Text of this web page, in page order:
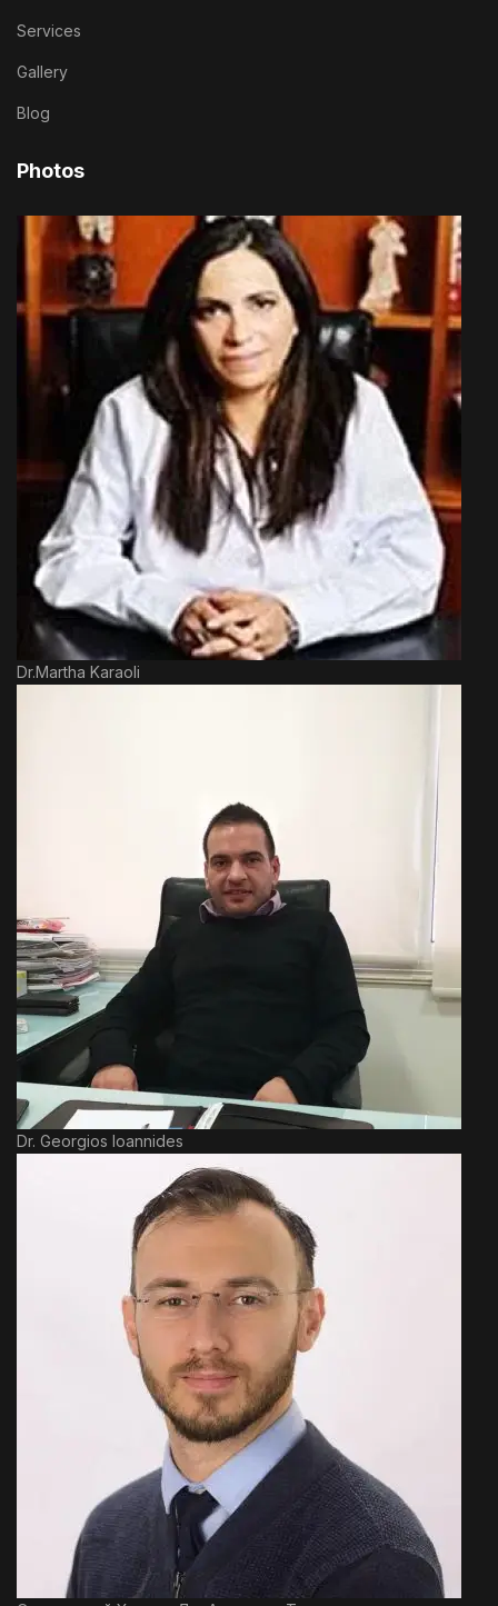
Services
Gallery
Blog
Photos
Dr.Martha Karaoli
Dr. Georgios Ioannides